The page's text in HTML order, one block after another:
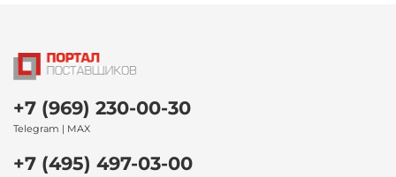
+7 (969) 230-00-30
Telegram | MAX
+7 (495) 497-03-00